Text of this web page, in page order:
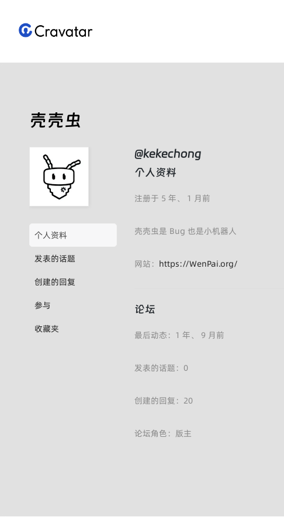
壳壳虫
个人资料
发表的话题
创建的回复
参与
收藏夹
@kekechong
个人资料
注册于 5 年、 1 月前
壳壳虫是 Bug 也是小机器人
网站： https://WenPai.org/
论坛
最后动态：1 年、 9 月前
发表的话题：0
创建的回复：20
论坛角色：版主